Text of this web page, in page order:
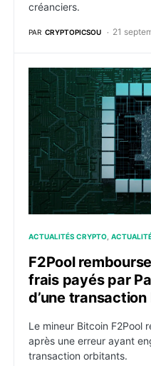
créanciers.
PAR CRYPTOPICSOU 21
F2Pool rembourse
ACTUALITÉS CRYPTO
F2Pool
frais payés par
d’une
Le mineur Bitcoin F2Pool
après une erreur ayant
transaction orbitants.